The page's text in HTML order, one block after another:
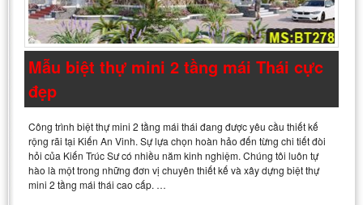
Mẫu biệt thự mini 2 tầng mái Thái cực
đẹp
Công trình biệt thự mini 2 tầng mái thái đang được yêu cầu thiết kế
rộng rãi tại Kiến An Vinh. Sự lựa chọn hoàn hảo đến từng chi tiết đòi
hỏi của Kiến Trúc Sư có nhiều năm kinh nghiệm. Chúng tôi luôn tự
hào là một trong những đơn vị chuyên thiết kế và xây dựng biệt thự
mini 2 tầng mái thái cao cấp. …